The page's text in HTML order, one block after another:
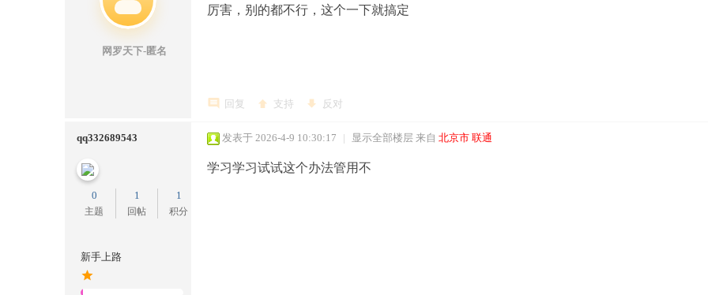
网罗天下-匿名
厉害，别的都不行，这个一下就搞定
回复 支持 反对
qq332689543
0
主题
1
回帖
1
积分
新手上路
发表于 2026-4-9 10:30:17 | 显示全部楼层 来自 北京市 联通
学习学习试试这个办法管用不